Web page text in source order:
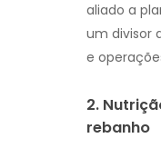
aliado a
um divisor
e
2.
rebanho